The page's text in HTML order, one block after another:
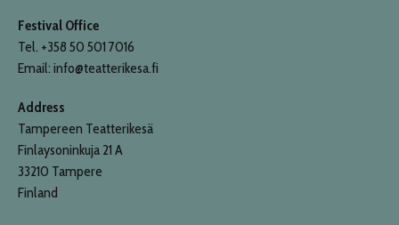
Festival Office
Tel. +358 50 501 7016
Email: info@teatterikesa.fi
Address
Tampereen Teatterikesä
Finlaysoninkuja 21 A
33210 Tampere
Finland